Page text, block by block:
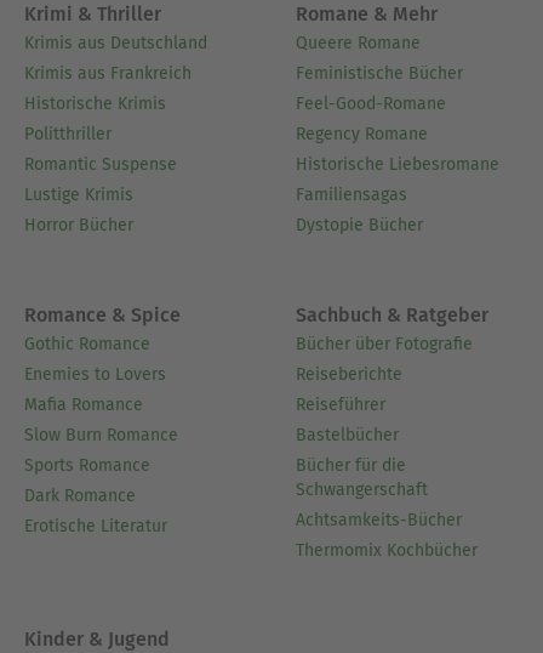
Krimi & Thriller
Krimis aus Deutschland
Krimis aus Frankreich
Historische Krimis
Politthriller
Romantic Suspense
Lustige Krimis
Horror Bücher
Romane & Mehr
Queere Romane
Feministische Bücher
Feel-Good-Romane
Regency Romane
Historische Liebesromane
Familiensagas
Dystopie Bücher
Romance & Spice
Gothic Romance
Enemies to Lovers
Mafia Romance
Slow Burn Romance
Sports Romance
Dark Romance
Erotische Literatur
Sachbuch & Ratgeber
Bücher über Fotografie
Reiseberichte
Reiseführer
Bastelbücher
Bücher für die
Schwangerschaft
Achtsamkeits-Bücher
Thermomix Kochbücher
Kinder & Jugend